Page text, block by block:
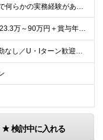
【応募要件】 ◎IT業界で何らかの実務経験がある方 └2～3ヶ月の実務経験のある方は歓迎します！ 例）PCキッティングやモバイル通信基地局の業務経験者など インフラエンジニアとして経験のある方は、
【前職給与保証】 月給23.3万～90万円＋賞与年2回＋インセンティブ ★年収1000万円以上の実績あり！ ※上記月給には月20～30時間分（2万9,300円～21万7,900円）の固定残業代を含み
★フルリモート可／転勤なし／U・Iターン歓迎★ ◎勤務地は相談の上、ご自宅近くに調整します！ 【勤務地】 本社、または東京／埼玉／千葉／神奈川／愛知／仙台のクライアント先 ◎完全在宅（フルリモート）
検討中に入れる